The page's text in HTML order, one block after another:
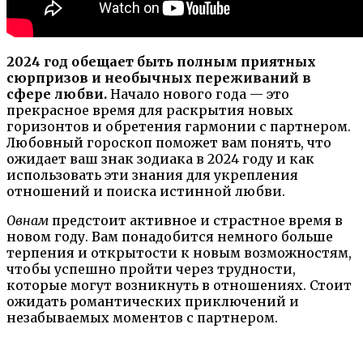
2024 год обещает быть полным приятных
сюрпризов и необычных переживаний в
сфере любви. Начало нового года — это
прекрасное время для раскрытия новых
горизонтов и обретения гармонии с партнером.
Любовный гороскоп поможет вам понять, что
ожидает ваш знак зодиака в 2024 году и как
использовать эти знания для укрепления
отношений и поиска истинной любви.
Овнам предстоит активное и страстное время в
новом году. Вам понадобится немного больше
терпения и открытости к новым возможностям,
чтобы успешно пройти через трудности,
которые могут возникнуть в отношениях. Стоит
ожидать романтических приключений и
незабываемых моментов с партнером.